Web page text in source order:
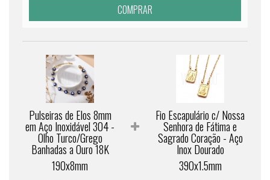
COMPRAR
Pulseiras de Elos 8mm
em Aço Inoxidável 304 -
Olho Turco/Grego
Banhadas a Ouro 18K
190x8mm
Fio Escapulário c/ Nossa
Senhora de Fátima e
Sagrado Coração - Aço
Inox Dourado
390x1.5mm